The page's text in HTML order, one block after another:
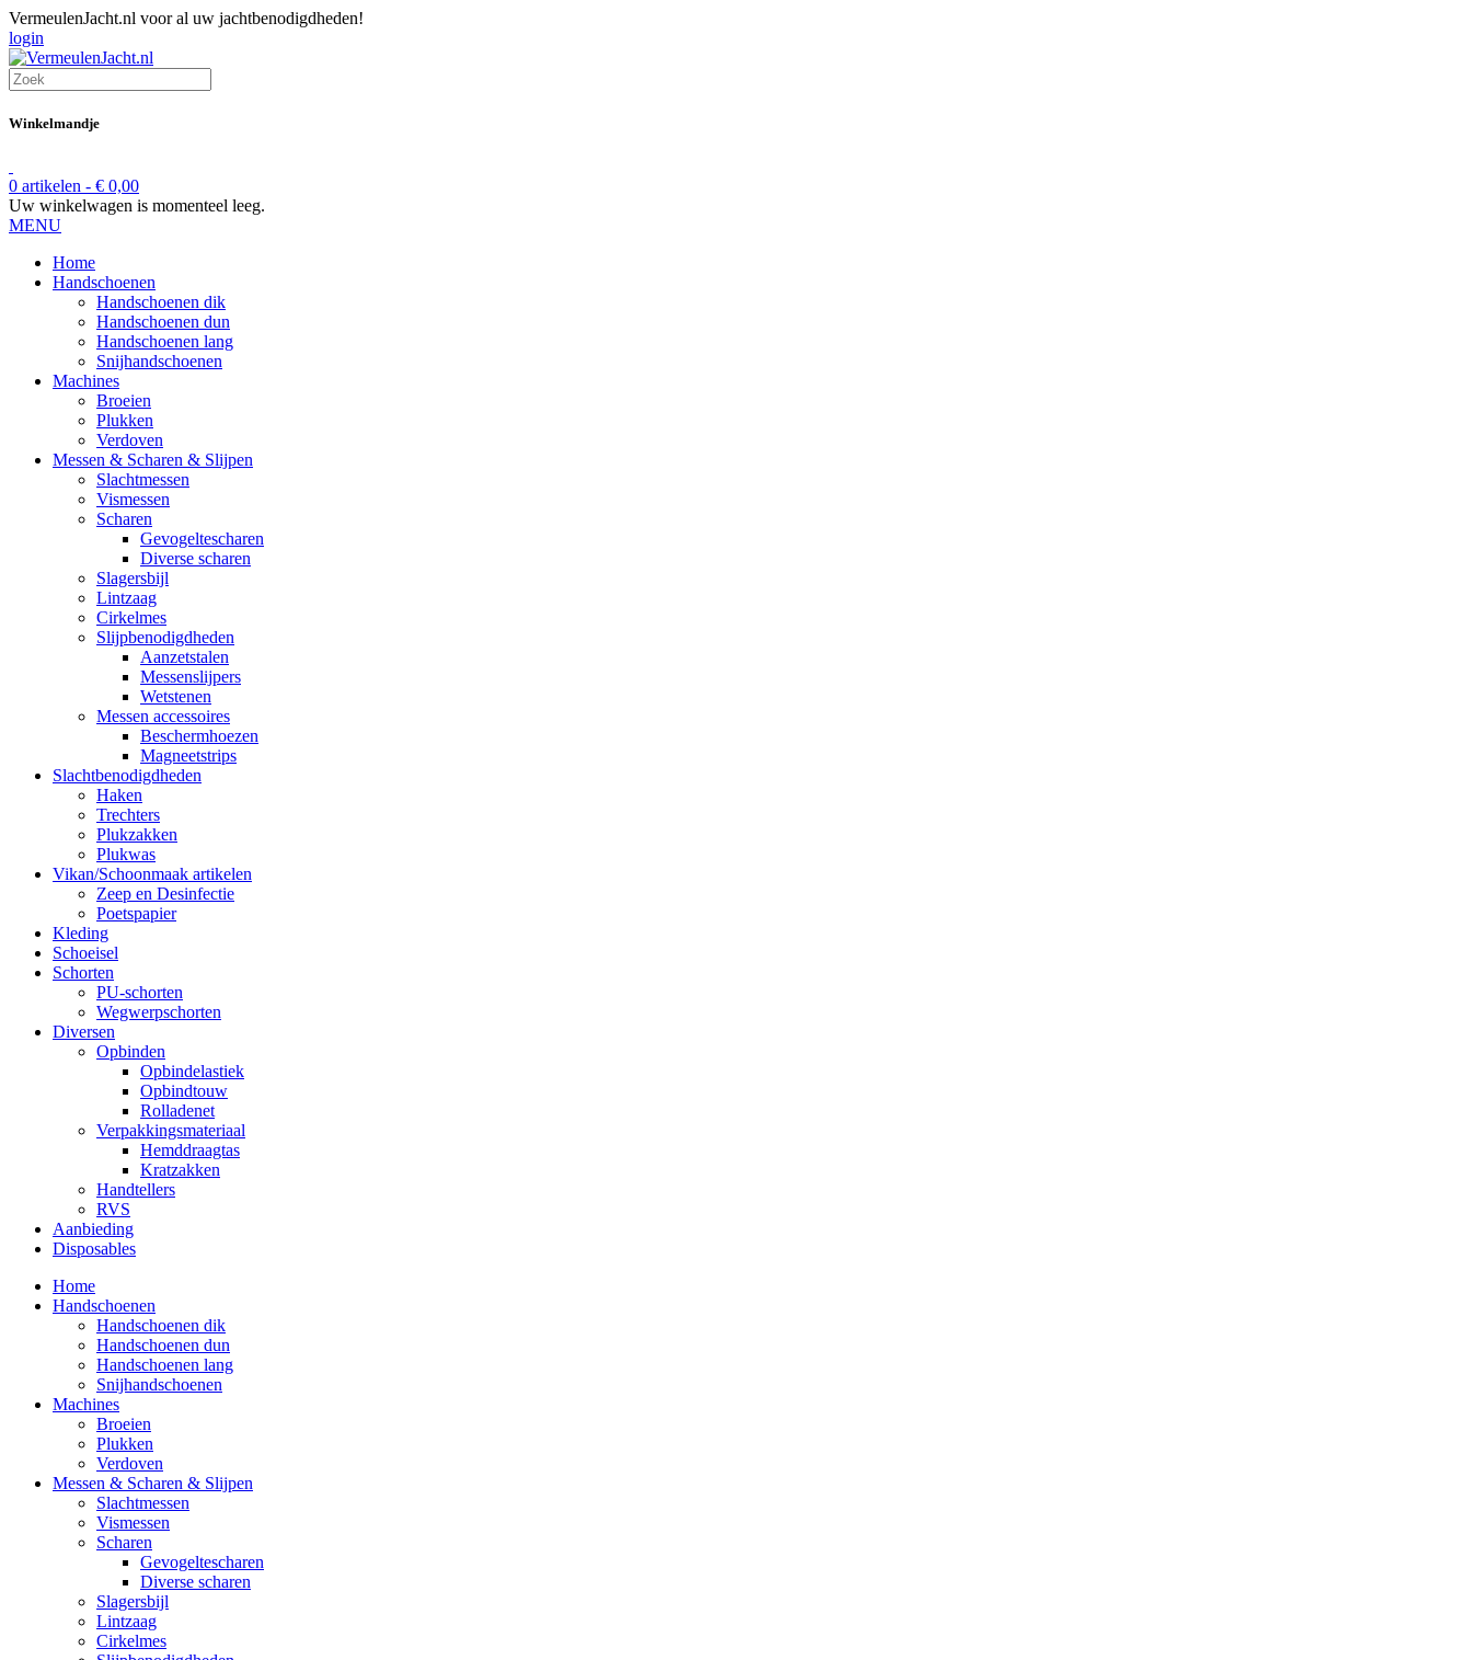
VermeulenJacht.nl voor al uw jachtbenodigdheden!
login
Winkelmandje
0 artikelen - € 0,00
Uw winkelwagen is momenteel leeg.
MENU
Home
Handschoenen
Handschoenen dik
Handschoenen dun
Handschoenen lang
Snijhandschoenen
Machines
Broeien
Plukken
Verdoven
Messen & Scharen & Slijpen
Slachtmessen
Vismessen
Scharen
Gevogeltescharen
Diverse scharen
Slagersbijl
Lintzaag
Cirkelmes
Slijpbenodigdheden
Aanzetstalen
Messenslijpers
Wetstenen
Messen accessoires
Beschermhoezen
Magneetstrips
Slachtbenodigdheden
Haken
Trechters
Plukzakken
Plukwas
Vikan/Schoonmaak artikelen
Zeep en Desinfectie
Poetspapier
Kleding
Schoeisel
Schorten
PU-schorten
Wegwerpschorten
Diversen
Opbinden
Opbindelastiek
Opbindtouw
Rolladenet
Verpakkingsmateriaal
Hemddraagtas
Kratzakken
Handtellers
RVS
Aanbieding
Disposables
Home
Handschoenen
Handschoenen dik
Handschoenen dun
Handschoenen lang
Snijhandschoenen
Machines
Broeien
Plukken
Verdoven
Messen & Scharen & Slijpen
Slachtmessen
Vismessen
Scharen
Gevogeltescharen
Diverse scharen
Slagersbijl
Lintzaag
Cirkelmes